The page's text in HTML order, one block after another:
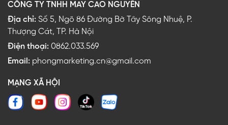
CÔNG TY TNHH MAY CAO NGUYỄN
Địa chỉ: Số 5, Ngõ 86 Đường Bờ Tây Sông Nhuệ, P.
Thượng Cát, TP. Hà Nội
Điện thoại: 0862.033.569
Email: phongmarketing.cn@gmail.com
MẠNG XÃ HỘI